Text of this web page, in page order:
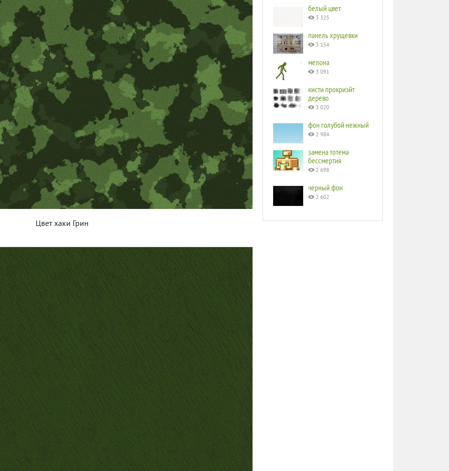
Цвет хаки Грин
белый цвет
3 325
панель хрущевки
3 154
мелона
3 091
кисти прокриэйт
дерево
3 020
фон голубой нежный
2 984
замена тотема
бессмертия
2 698
черный фон
2 602